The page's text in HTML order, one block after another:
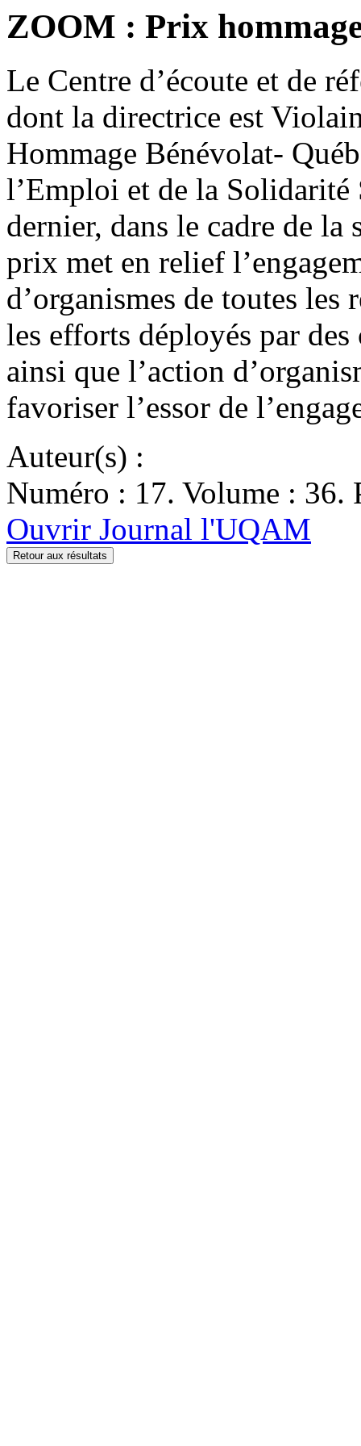
ZOOM : Prix
Le Centre d’écoute et de
dont la directrice est
Hommage Bénévolat-
l’Emploi et de la
dernier, dans le cadre de la
prix met en relief
d’organismes de toutes
les efforts déployés par
ainsi que l’action
favoriser l’essor de
Auteur(s) :
Numéro : 17. Volume : 36.
Ouvrir Journal l'UQAM
Retour aux résultats